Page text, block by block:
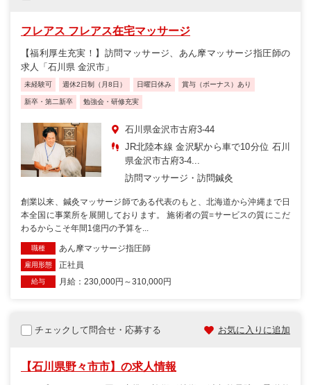
フレアス フレアス在宅マッサージ
【福利厚生充実！】訪問マッサージ、あん摩マッサージ指圧師の
求人「石川県 金沢市」
未経験可 週休2日制（月8日） 日曜日休み 賞与（ボーナス）あり
新卒・第二新卒 勉強会・研修充実
石川県金沢市古府3-44
JR北陸本線 金沢駅から車で10分位 石川
県金沢市古府3-4...
訪問マッサージ・訪問鍼灸
創業以来、鍼灸マッサージ師である代表のもと、北海道から沖縄まで日
本全国に事業所を展開しております。 施術者の質=サービスの質にこだ
わるからこそ年間1億円の予算を...
職種 あん摩マッサージ指圧師
雇用形態 正社員
給与 月給：230,000円～310,000円
チェックして問合せ・応募する お気に入りに追加
【石川県野々市市】の求人情報